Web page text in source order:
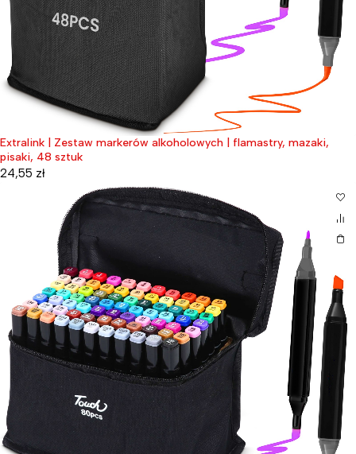
Extralink | Zestaw markerów alkoholowych | flamastry, mazaki,
pisaki, 48 sztuk
24,55 zł